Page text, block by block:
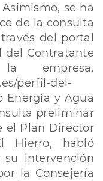
se ha
de la consulta
del portal
del Contratante
perfil-del-
Energía y Agua
preliminar
el Plan Director
Hierro, habló
su intervención
la Consejería